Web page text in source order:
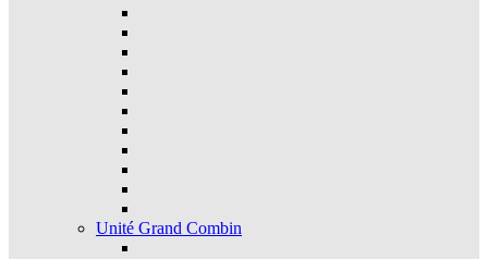
Unité Grand Combin